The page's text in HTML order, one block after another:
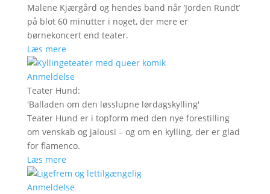
Malene Kjærgård og hendes band når ’Jorden Rundt’
på blot 60 minutter i noget, der mere er
børnekoncert end teater.
Læs mere
Anmeldelse
Teater Hund:
'Balladen om den løsslupne lørdagskylling'
Teater Hund er i topform med den nye forestilling
om venskab og jalousi – og om en kylling, der er glad
for flamenco.
Læs mere
Anmeldelse